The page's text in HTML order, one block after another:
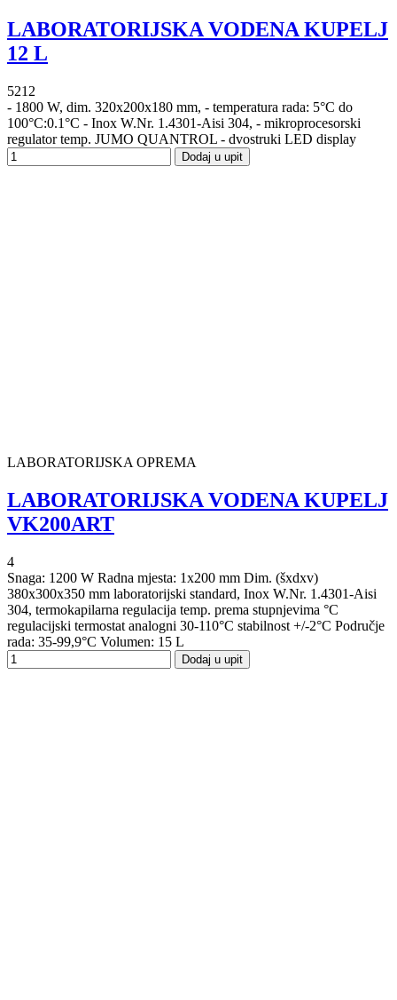
LABORATORIJSKA VODENA KUPELJ
12 L
5212
- 1800 W, dim. 320x200x180 mm, - temperatura rada: 5°C do
100°C:0.1°C - Inox W.Nr. 1.4301-Aisi 304, - mikroprocesorski
regulator temp. JUMO QUANTROL - dvostruki LED display
Dodaj u upit
LABORATORIJSKA OPREMA
LABORATORIJSKA VODENA KUPELJ
VK200ART
4
Snaga: 1200 W Radna mjesta: 1x200 mm Dim. (šxdxv)
380x300x350 mm laboratorijski standard, Inox W.Nr. 1.4301-Aisi
304, termokapilarna regulacija temp. prema stupnjevima °C
regulacijski termostat analogni 30-110°C stabilnost +/-2°C Područje
rada: 35-99,9°C Volumen: 15 L
Dodaj u upit